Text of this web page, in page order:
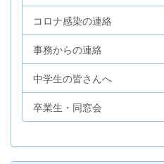
コロナ感染の連絡
事務からの連絡
中学生の皆さんへ
卒業生・同窓会